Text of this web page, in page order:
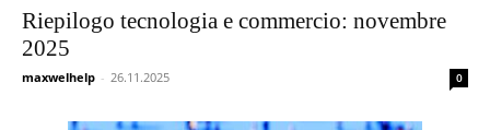
Riepilogo tecnologia e commercio: novembre
2025
maxwelhelp - 26.11.2025 0